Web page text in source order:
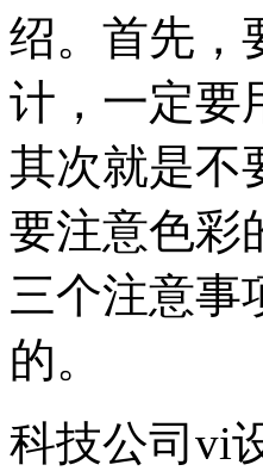
绍。首先，
计，一定要
其次就是不
要注意色彩
三个注意事
的。
科技公司vi